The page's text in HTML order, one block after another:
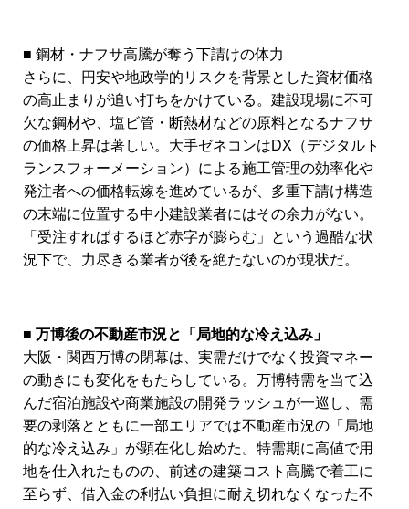
■ 鋼材・ナフサ高騰が奪う下請けの体力
さらに、円安や地政学的リスクを背景とした資材価格
の高止まりが追い打ちをかけている。建設現場に不可
欠な鋼材や、塩ビ管・断熱材などの原料となるナフサ
の価格上昇は著しい。大手ゼネコンはDX（デジタルト
ランスフォーメーション）による施工管理の効率化や
発注者への価格転嫁を進めているが、多重下請け構造
の末端に位置する中小建設業者にはその余力がない。
「受注すればするほど赤字が膨らむ」という過酷な状
況下で、力尽きる業者が後を絶たないのが現状だ。
■ 万博後の不動産市況と「局地的な冷え込み」
大阪・関西万博の閉幕は、実需だけでなく投資マネー
の動きにも変化をもたらしている。万博特需を当て込
んだ宿泊施設や商業施設の開発ラッシュが一巡し、需
要の剥落とともに一部エリアでは不動産市況の「局地
的な冷え込み」が顕在化し始めた。特需期に高値で用
地を仕入れたものの、前述の建築コスト高騰で着工に
至らず、借入金の利払い負担に耐え切れなくなった不